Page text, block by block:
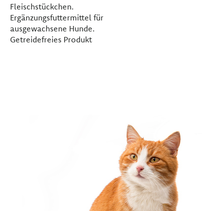
Fleischstückchen.
Ergänzungsfuttermittel für
ausgewachsene Hunde.
Getreidefreies Produkt